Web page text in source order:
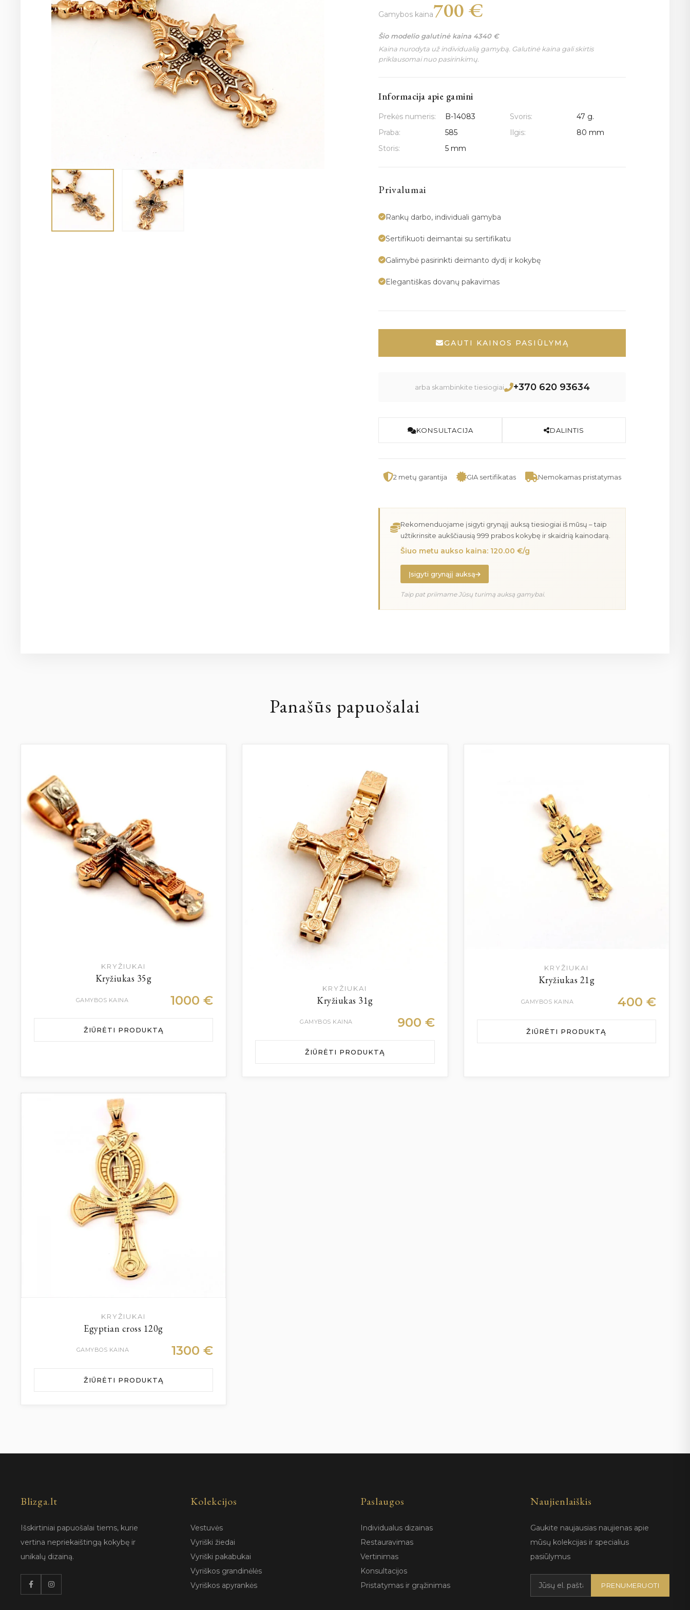
Gamybos kaina700 €
Šio modelio galutinė kaina 4340 €
Kaina nurodyta už individualią gamybą. Galutinė kaina gali skirtis
priklausomai nuo pasirinkimų.
Informacija apie gamini
Prekės numeris: B-14083 Svoris:
47 g.
Praba:
585 Ilgis:
80 mm
Storis:
5 mm
Privalumai
Rankų darbo, individuali gamyba
Sertifikuoti deimantai su sertifikatu
Galimybė pasirinkti deimanto dydį ir kokybę
Elegantiškas dovanų pakavimas
GAUTI KAINOS PASIŪLYMĄ
arba skambinkite tiesiogiai +370 620 93634
KONSULTACIJA DALINTIS
2 metų garantija GIA sertifikatas Nemokamas pristatymas
Rekomenduojame įsigyti grynąjį auksą tiesiogiai iš mūsų – taip
užtikrinsite aukščiausią 999 prabos kokybę ir skaidrią kainodarą.
Šiuo metu aukso kaina: 120.00 €/g
Įsigyti grynąjį auksą
Taip pat priimame Jūsų turimą auksą gamybai.
Panašūs papuošalai
KRYŽIUKAI
Kryžiukas 35g
GAMYBOS KAINA 1000€
ŽIŪRĖTI PRODUKTĄ
KRYŽIUKAI
Kryžiukas 31g
GAMYBOS KAINA 900 €
ŽIŪRĖTI PRODUKTĄ
KRYŽIUKAI
Kryžiukas 21g
GAMYBOS KAINA 400 €
ŽIŪRĖTI PRODUKTĄ
KRYŽIUKAI
Egyptian cross 120g
GAMYBOS KAINA 1300€
ŽIŪRĖTI PRODUKTĄ
Blizga.lt
Išskirtiniai papuošalai tiems, kurie
vertina nepriekaištingą kokybę ir
unikalų dizainą.
Kolekcijos
Vestuvės
Vyriški žiedai
Vyriški pakabukai
Vyriškos grandinėlės
Vyriškos apyrankės
Paslaugos
Individualus dizainas
Restauravimas
Vertinimas
Konsultacijos
Pristatymas ir grąžinimas
Naujienlaiškis
Gaukite naujausias naujienas apie
mūsų kolekcijas ir specialius
pasiūlymus
PRENUMERUOTI